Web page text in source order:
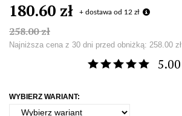
180.60 zł + dostawa od 12 zł
258.00 zł
Najniższa cena z 30 dni przed obniżką: 258.00 zł
5.00
WYBIERZ WARIANT: